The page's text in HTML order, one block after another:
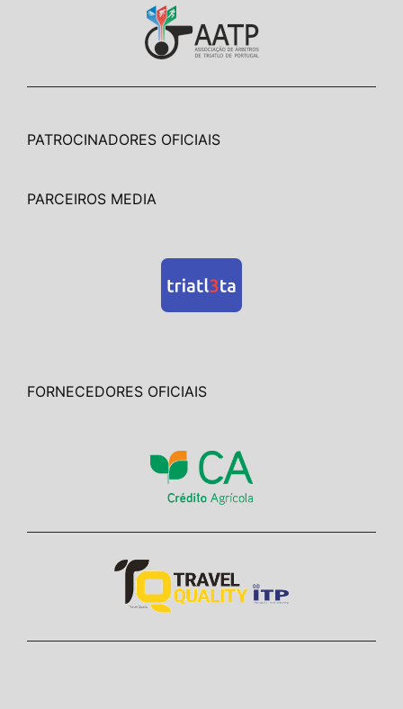
PATROCINADORES OFICIAIS
PARCEIROS MEDIA
FORNECEDORES OFICIAIS